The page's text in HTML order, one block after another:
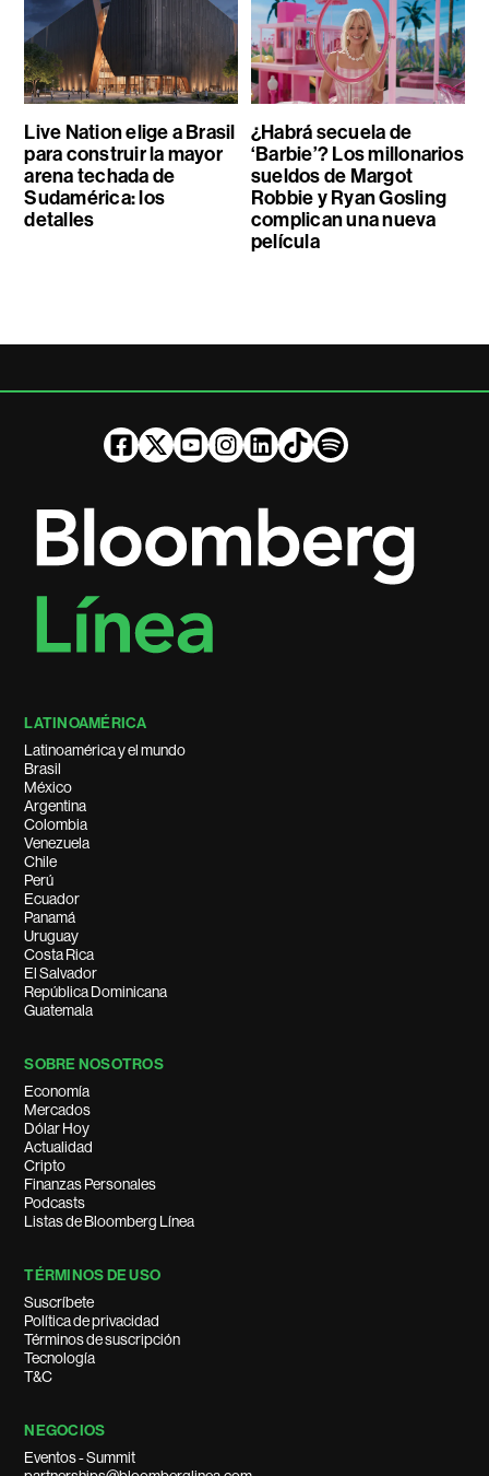
Live Nation elige a Brasil
para construir la mayor
arena techada de
Sudamérica: los
detalles
¿Habrá secuela de
‘Barbie’? Los millonarios
sueldos de Margot
Robbie y Ryan Gosling
complican una nueva
película
LATINOAMÉRICA
Latinoamérica y el mundo
Brasil
México
Argentina
Colombia
Venezuela
Chile
Perú
Ecuador
Panamá
Uruguay
Costa Rica
El Salvador
República Dominicana
Guatemala
SOBRE NOSOTROS
Economía
Mercados
Dólar Hoy
Actualidad
Cripto
Finanzas Personales
Podcasts
Listas de Bloomberg Línea
TÉRMINOS DE USO
Suscríbete
Política de privacidad
Términos de suscripción
Tecnología
T&C
NEGOCIOS
Eventos - Summit